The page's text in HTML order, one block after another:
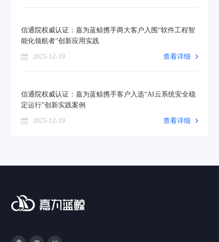
信通院权威认证：嘉为蓝鲸携手两大客户入围“软件工程智
能化领航者”创新应用实践
2025-12-19 查看详细
信通院权威认证：嘉为蓝鲸携手客户入选“AI云系统安全稳
定运行”创新实践案例
2025-12-19 查看详细